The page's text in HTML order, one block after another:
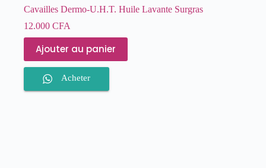
Cavailles Dermo-U.H.T. Huile Lavante Surgras
12.000 CFA
Ajouter au panier
Acheter